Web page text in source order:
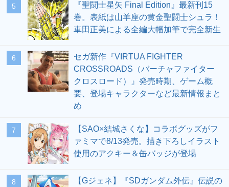
5
『聖闘士星矢 Final Edition』最新刊15
巻。表紙は山羊座の黄金聖闘士シュラ！
車田正美による全編大幅加筆で完全新生
6
セガ新作『VIRTUA FIGHTER
CROSSROADS（バーチャファイター
クロスロード）』発売時期、ゲーム概
要、登場キャラクターなど最新情報まと
め
7
【SAO×結城さくな】コラボグッズがフ
ァミマで8/13発売。描き下ろしイラスト
使用のアクキー＆缶バッジが登場
8
【Gジェネ】『SDガンダム外伝』伝説の